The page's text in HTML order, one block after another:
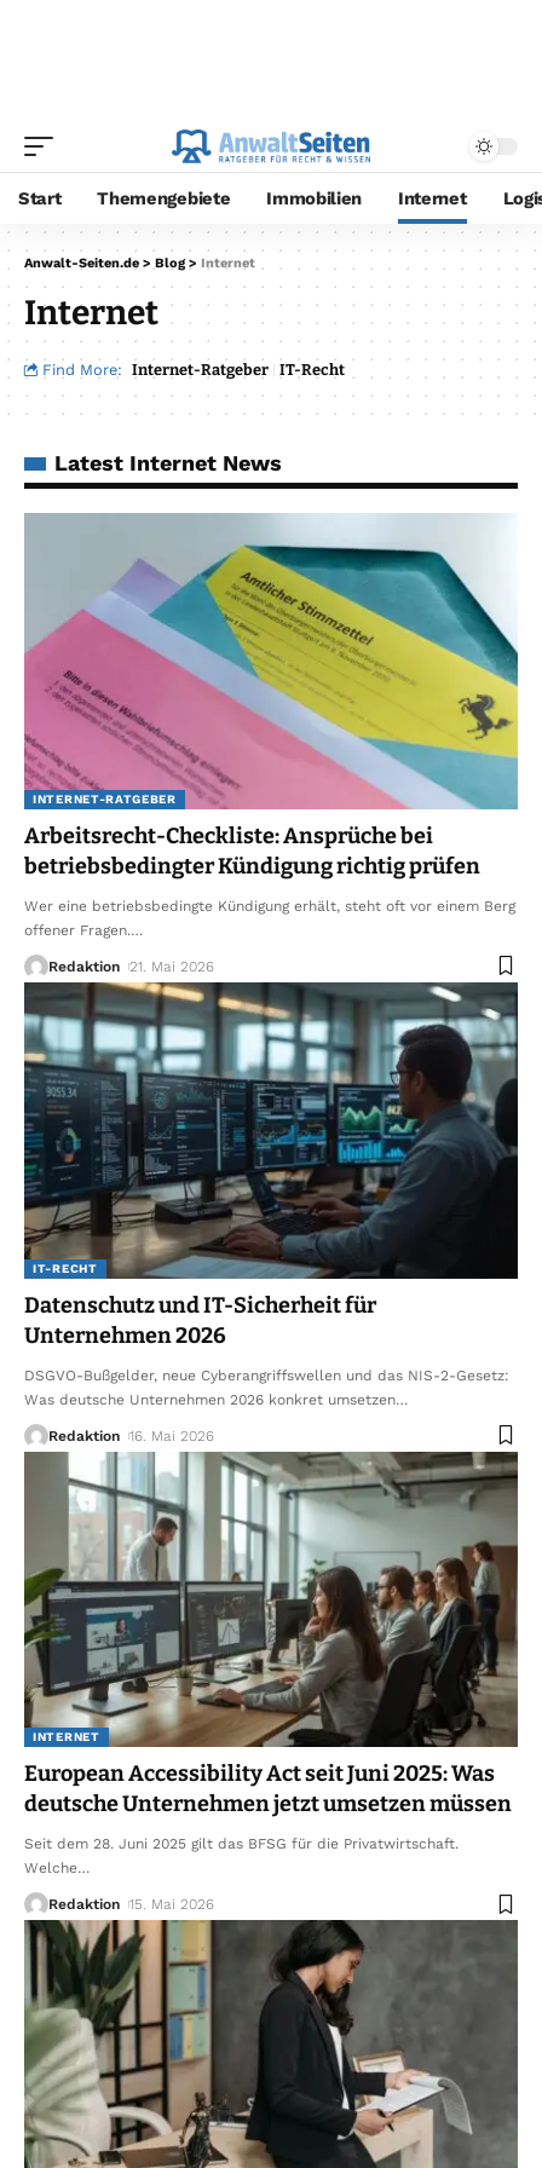
Start Themengebiete Immobilien Internet
Anwalt-Seiten.de > Blog > Internet
Internet
Find More: Internet-Ratgeber IT-Recht
Latest Internet News
INTERNET-RATGEBER
Arbeitsrecht-Checkliste: Ansprüche bei
betriebsbedingter Kündigung richtig prüfen
Wer eine betriebsbedingte Kündigung erhält, steht oft vor einem Berg
offener Fragen.…
Redaktion 21. Mai 2026
IT-RECHT
Datenschutz und IT-Sicherheit für
Unternehmen 2026
DSGVO-Bußgelder, neue Cyberangriffswellen und das NIS-2-Gesetz:
Was deutsche Unternehmen 2026 konkret umsetzen…
Redaktion 16. Mai 2026
INTERNET
European Accessibility Act seit Juni 2025: Was
deutsche Unternehmen jetzt umsetzen müssen
Seit dem 28. Juni 2025 gilt das BFSG für die Privatwirtschaft.
Welche…
Redaktion 15. Mai 2026